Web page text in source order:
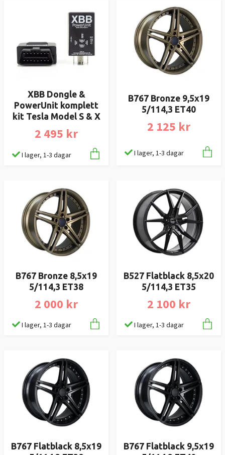
XBB Dongle &
PowerUnit komplett
kit Tesla Model S & X
2 495 kr
I lager, 1-3 dagar
B767 Bronze 9,5x19
5/114,3 ET40
2 125 kr
I lager, 1-3 dagar
B767 Bronze 8,5x19
5/114,3 ET38
2 000 kr
I lager, 1-3 dagar
B527 Flatblack 8,5x20
5/114,3 ET35
2 100 kr
I lager, 1-3 dagar
B767 Flatblack 8,5x19
B767 Flatblack 9,5x19